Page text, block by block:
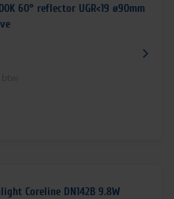
60° reflector UGR<19 ø90mm
Coreline DN142B 9.8W